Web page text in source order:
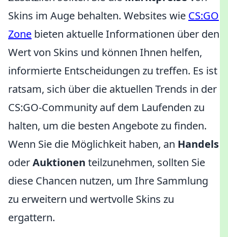
Skins im Auge behalten. Websites wie CS:GO
Zone bieten aktuelle Informationen über den
Wert von Skins und können Ihnen helfen,
informierte Entscheidungen zu treffen. Es ist
ratsam, sich über die aktuellen Trends in der
CS:GO-Community auf dem Laufenden zu
halten, um die besten Angebote zu finden.
Wenn Sie die Möglichkeit haben, an Handels
oderAuktionen teilzunehmen, sollten Sie
diese Chancen nutzen, um Ihre Sammlung
zu erweitern und wertvolle Skins zu
ergattern.